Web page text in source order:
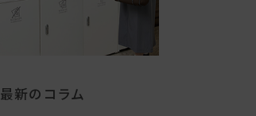
最新のコラム